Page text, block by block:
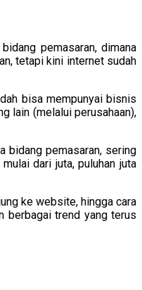
pemasaran, dimana
tetapi kini internet sudah
bisa mempunyai bisnis
lain (melalui perusahaan),
bidang pemasaran, sering
dari juta, puluhan juta
ke website, hingga cara
berbagai trend yang terus